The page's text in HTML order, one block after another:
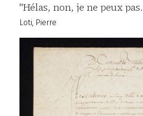
"Hélas, non, je ne peux
Loti, Pierre